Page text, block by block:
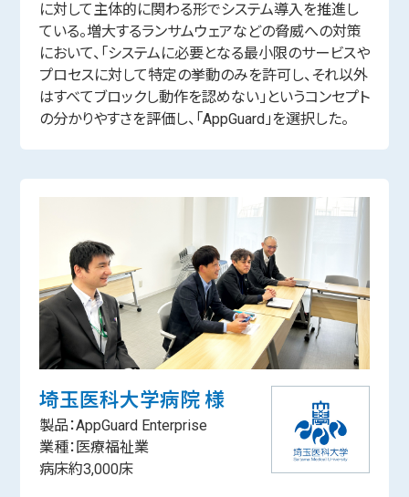
に対して主体的に関わる形でシステム導入を推進し
ている。増大するランサムウェアなどの脅威への対策
において、「システムに必要となる最小限のサービスや
プロセスに対して特定の挙動のみを許可し、それ以外
はすべてブロックし動作を認めない」というコンセプト
の分かりやすさを評価し、「AppGuard」を選択した。
埼玉医科大学病院 様
製品：AppGuard Enterprise
業種：医療福祉業
病床約3,000床